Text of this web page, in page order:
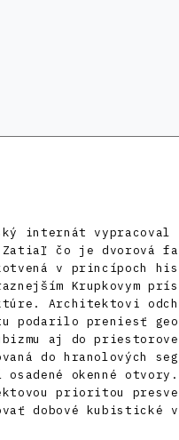
internát vypracoval
čo je dvorová
v princípoch
Krupkovym
Architektovi
podarilo preniesť
aj do
do hranolových
okenné otvory.
prioritou
dobové kubistické